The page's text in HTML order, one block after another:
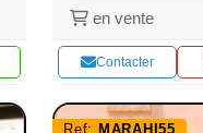
en vente
Contacter
Ref: MARAHI55